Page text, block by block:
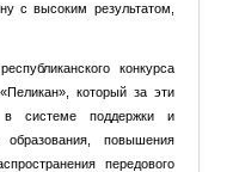
с высоким результатом,
конкурса
который за эти
системе поддержки и
образования, повышения
передового